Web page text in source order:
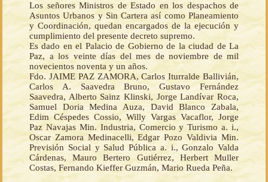
Los señores Ministros de Estado en los despachos de
Asuntos Urbanos y Sin Cartera así como Planeamiento
y Coordinación, quedan encargados de la ejecución y
cumplimiento del presente decreto supremo.
Es dado en el Palacio de Gobierno de la ciudad de La
Paz, a los veinte días del mes de noviembre de mil
novecientos noventa y un años.
Fdo. JAIME PAZ ZAMORA, Carlos Iturralde Ballivián,
Carlos A. Saavedra Bruno, Gustavo Fernández
Saavedra, Alberto Sainz Klinski, Jorge Landívar Roca,
Samuel Doria Medina Auza, David Blanco Zabala,
Edim Céspedes Cossio, Willy Vargas Vacaflor, Jorge
Paz Navajas Min. Industria, Comercio y Turismo a. i.,
Oscar Zamora Medinacelli, Edgar Pozo Valdivia Min.
Previsión Social y Salud Pública a. i., Gonzalo Valda
Cárdenas, Mauro Bertero Gutiérrez, Herbert Muller
Costas, Fernando Kieffer Guzmán, Mario Rueda Peña.